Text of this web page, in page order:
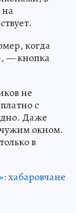
на
когда
— кнопка
не
с
Даже
окном.
в
хабаровчане